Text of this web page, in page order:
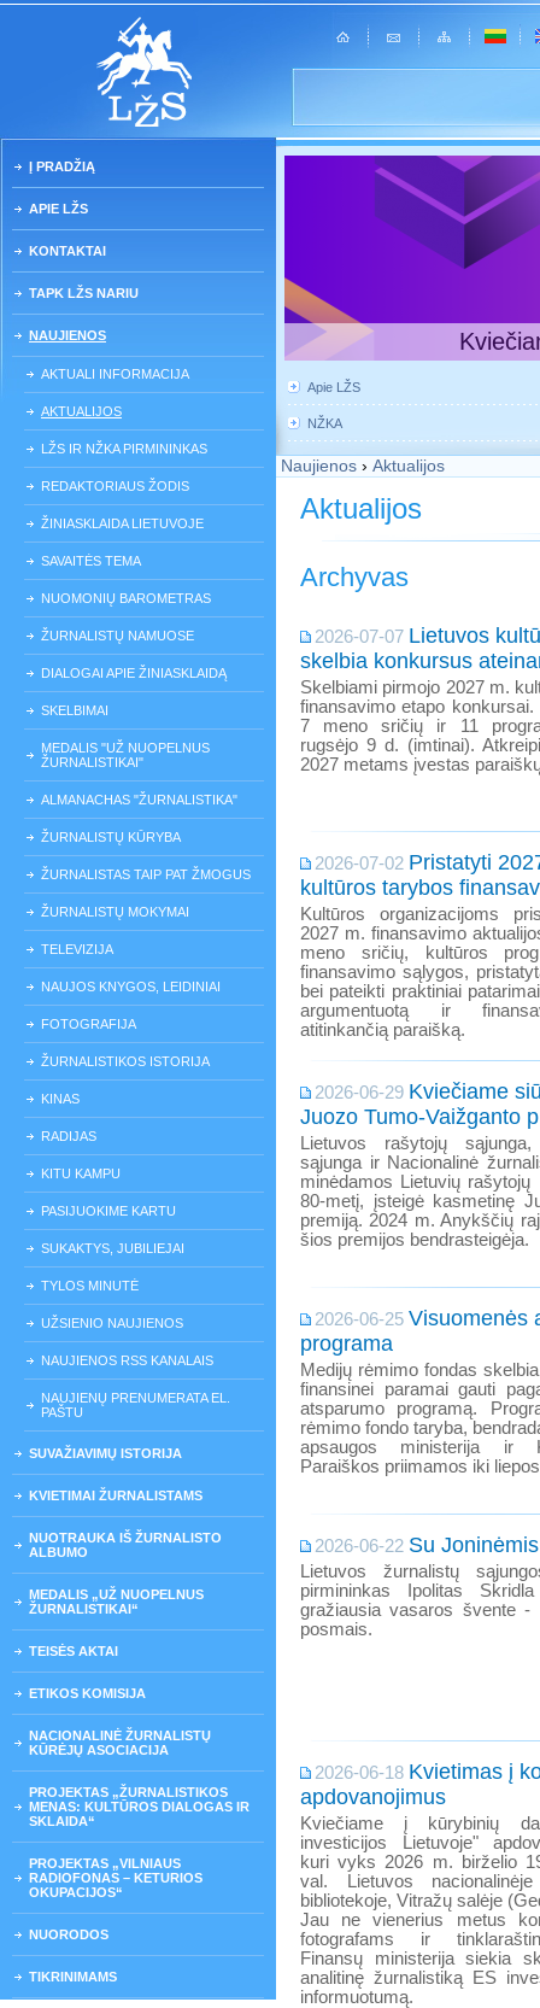
Į PRADŽIĄ
APIE LŽS
KONTAKTAI
TAPK LŽS NARIU
NAUJIENOS
AKTUALI INFORMACIJA
AKTUALIJOS
LŽS IR NŽKA PIRMININKAS
REDAKTORIAUS ŽODIS
ŽINIASKLAIDA LIETUVOJE
SAVAITĖS TEMA
NUOMONIŲ BAROMETRAS
ŽURNALISTŲ NAMUOSE
DIALOGAI APIE ŽINIASKLAIDĄ
SKELBIMAI
MEDALIS "UŽ NUOPELNUS
ŽURNALISTIKAI"
ALMANACHAS "ŽURNALISTIKA"
ŽURNALISTŲ KŪRYBA
ŽURNALISTAS TAIP PAT ŽMOGUS
ŽURNALISTŲ MOKYMAI
TELEVIZIJA
NAUJOS KNYGOS, LEIDINIAI
FOTOGRAFIJA
ŽURNALISTIKOS ISTORIJA
KINAS
RADIJAS
KITU KAMPU
PASIJUOKIME KARTU
SUKAKTYS, JUBILIEJAI
TYLOS MINUTĖ
UŽSIENIO NAUJIENOS
NAUJIENOS RSS KANALAIS
NAUJIENŲ PRENUMERATA EL.
PAŠTU
SUVAŽIAVIMŲ ISTORIJA
KVIETIMAI ŽURNALISTAMS
NUOTRAUKA IŠ ŽURNALISTO
ALBUMO
MEDALIS „UŽ NUOPELNUS
ŽURNALISTIKAI“
TEISĖS AKTAI
ETIKOS KOMISIJA
NACIONALINĖ ŽURNALISTŲ
KŪRĖJŲ ASOCIACIJA
PROJEKTAS „ŽURNALISTIKOS
MENAS: KULTŪROS DIALOGAS IR
SKLAIDA“
PROJEKTAS „VILNIAUS
RADIOFONAS – KETURIOS
OKUPACIJOS“
NUORODOS
TIKRINIMAMS
Apie LŽS
NŽKA
Naujienos › Aktualijos
Aktualijos
Archyvas
2026-07-07 Lietuvos
skelbia konkursus
Skelbiami pirmojo 2027 m.
finansavimo etapo
7 meno sričių ir 11
rugsėjo 9 d. (imtinai).
2027 metams įvestas
2026-07-02 Pristatyti
kultūros tarybos
Kultūros organizacijoms
2027 m. finansavimo
meno sričių, kultūros
finansavimo sąlygos,
bei pateikti praktiniai
argumentuotą ir
atitinkančią paraišką.
2026-06-29 Kviečiame
Juozo Tumo-Vaižganto
Lietuvos rašytojų
sąjunga ir Nacionalinė
minėdamos Lietuvių
80-metį, įsteigė kasmetinę
premiją. 2024 m. Anykščių
šios premijos bendrasteigėja.
2026-06-25 Visuomenės
programa
Medijų rėmimo fondas
finansinei paramai gauti
atsparumo programą.
rėmimo fondo taryba,
apsaugos ministerija ir
Paraiškos priimamos iki
2026-06-22 Su
Lietuvos žurnalistų
pirmininkas Ipolitas
gražiausia vasaros švente -
posmais.
2026-06-18 Kvietimas į
apdovanojimus
Kviečiame į kūrybinių
investicijos Lietuvoje"
kuri vyks 2026 m. birželio
val. Lietuvos
bibliotekoje, Vitražų salėje
Jau ne vienerius metus
fotografams ir
Finansų ministerija siekia
analitinę žurnalistiką ES
informuotumą.